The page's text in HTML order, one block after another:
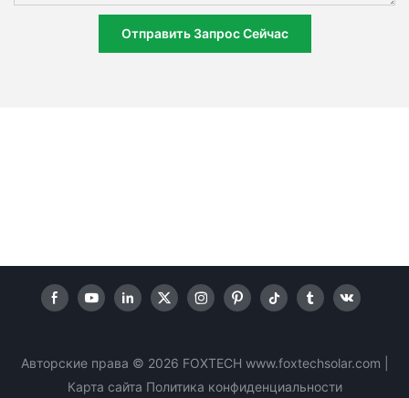
Отправить Запрос Сейчас
Авторские права © 2026 FOXTECH www.foxtechsolar.com
Карта сайта Политика конфиденциальности